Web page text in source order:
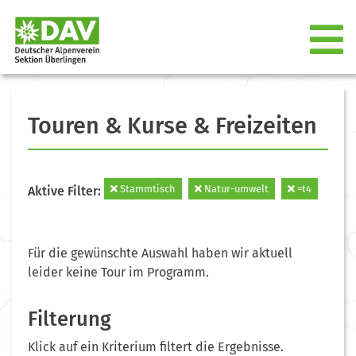
Touren & Kurse & Freizeiten
Aktive Filter: Stammtisch Natur-umwelt =t4
Für die gewünschte Auswahl haben wir aktuell
leider keine Tour im Programm.
Filterung
Klick auf ein Kriterium filtert die Ergebnisse.